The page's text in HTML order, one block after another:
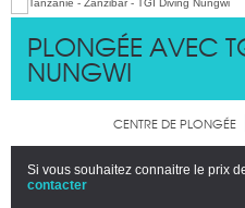
PLONGÉE AVEC
NUNGWI
CENTRE DE PLONGÉE
Si vous souhaitez connaitre le prix
contacter